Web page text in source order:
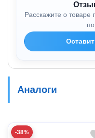
Расскажите о
Аналоги
-38%